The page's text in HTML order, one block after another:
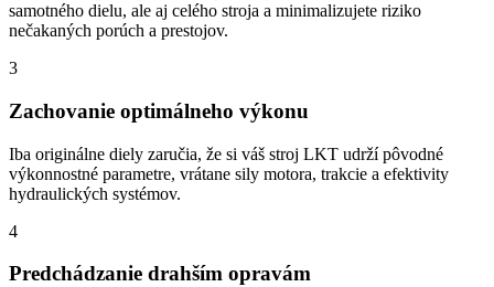
samotného dielu, ale aj celého stroja a minimalizujete riziko
nečakaných porúch a prestojov.
3
Zachovanie optimálneho výkonu
Iba originálne diely zaručia, že si váš stroj LKT udrží pôvodné
výkonnostné parametre, vrátane sily motora, trakcie a efektivity
hydraulických systémov.
4
Predchádzanie drahším opravám